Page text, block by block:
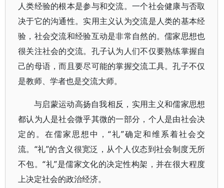
人类经验的根本是参与和交流。一个社会健康与否取
决于它的沟通性。实用主义认为交流是人类的基本经
验，社会交流和经验互动是非常自然的。儒家思想也
很关注社会的交流。孔子认为人们不仅要熟练掌握自
己的母语，而且要尽可能的掌握交流工具。孔子不仅
是教师、学者也是交流大师。
与启蒙运动高扬自我相反，实用主义和儒家思想
都认为人是社会微乎其微的一部分，个人是由社会决
定的。在儒家思想中，“礼”确定和维系着社会交
流。“礼”的含义很宽泛，从个人仪态到社会制度无所
不包。“礼”是儒家文化的决定性构架，并在很大程度
上决定社会的政治经济。